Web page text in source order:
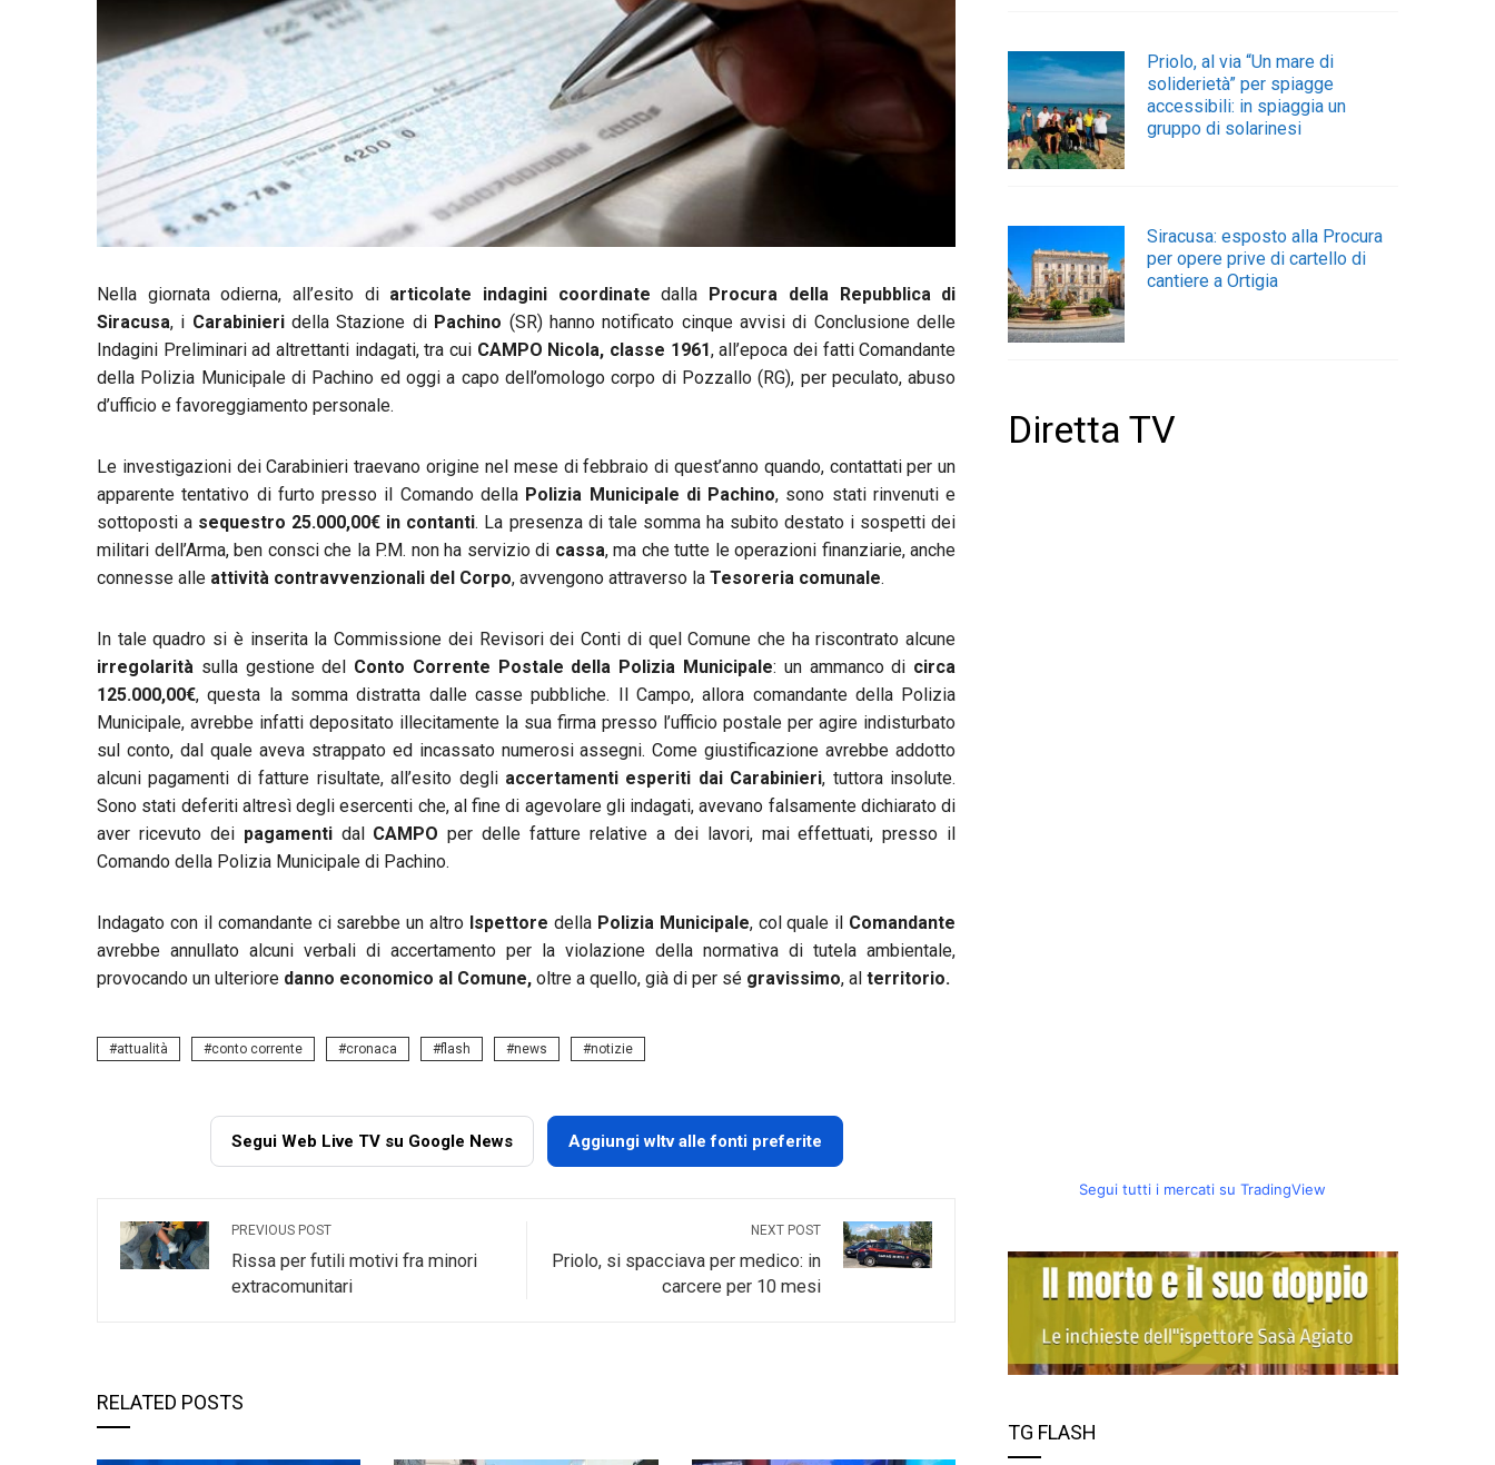
Nella giornata odierna, all’esito di articolate indagini coordinate dalla Procura della Repubblica di
Siracusa, i Carabinieridella Stazione di Pachino (SR) hanno notificato cinque avvisi di Conclusione delle
Indagini Preliminari ad altrettanti indagati, tra cui CAMPO Nicola, classe 1961, all’epoca dei fatti Comandante
della Polizia Municipale di Pachino ed oggi a capo dell’omologo corpo di Pozzallo (RG), per peculato, abuso
d’ufficio e favoreggiamento personale.
Le investigazioni dei Carabinieri traevano origine nel mese di febbraio di quest’anno quando, contattati per un
apparente tentativo di furto presso il Comando della Polizia Municipale di Pachino, sono stati rinvenuti e
sottoposti a sequestro 25.000,00€ in contanti. La presenza di tale somma ha subito destato i sospetti dei
militari dell’Arma, ben consci che la P.M. non ha servizio di cassa, ma che tutte le operazioni finanziarie, anche
connesse alle attività contravvenzionali del Corpo, avvengono attraverso la Tesoreria comunale.
In tale quadro si è inserita la Commissione dei Revisori dei Conti di quel Comune che ha riscontrato alcune
irregolarità sulla gestione del Conto Corrente Postale della Polizia Municipale: un ammanco di circa
125.000,00€, questa la somma distratta dalle casse pubbliche. Il Campo, allora comandante della Polizia
Municipale, avrebbe infatti depositato illecitamente la sua firma presso l’ufficio postale per agire indisturbato
sul conto, dal quale aveva strappato ed incassato numerosi assegni. Come giustificazione avrebbe addotto
alcuni pagamenti di fatture risultate, all’esito degli accertamenti esperiti dai Carabinieri, tuttora insolute.
Sono stati deferiti altresì degli esercenti che, al fine di agevolare gli indagati, avevano falsamente dichiarato di
aver ricevuto dei pagamentidal CAMPO per delle fatture relative a dei lavori, mai effettuati, presso il
Comando della Polizia Municipale di Pachino.
Indagato con il comandante ci sarebbe un altro Ispettore della Polizia Municipale, col quale il Comandante
avrebbe annullato alcuni verbali di accertamento per la violazione della normativa di tutela ambientale,
provocando un ulteriore danno economico al Comune, oltre a quello, già di per sé gravissimo, al territorio.
attualità conto corrente cronaca flash news notizie
Segui Web Live TV su Google News Aggiungi wltv alle fonti preferite
PREVIOUS POST
Rissa per futili motivi fra minori
extracomunitari
NEXT POST
Priolo, si spacciava per medico: in
carcere per 10 mesi
RELATED POSTS
Priolo, al via “Un mare di
soliderietà” per spiagge
accessibili: in spiaggia un
gruppo di solarinesi
Siracusa: esposto alla Procura
per opere prive di cartello di
cantiere a Ortigia
Diretta TV
Segui tutti i mercati su TradingView
TG FLASH